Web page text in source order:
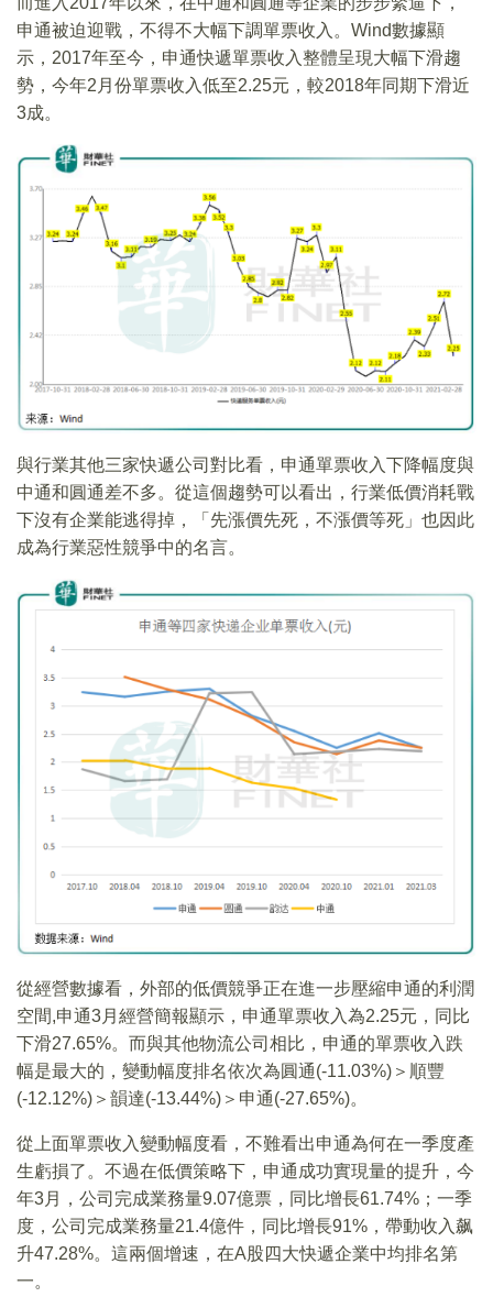
申通被迫迎戰，不得不大幅下調單票收入。Wind數據顯
示，2017年至今，申通快遞單票收入整體呈現大幅下滑趨
勢，今年2月份單票收入低至2.25元，較2018年同期下滑近
3成。
與行業其他三家快遞公司對比看，申通單票收入下降幅度與
中通和圓通差不多。從這個趨勢可以看出，行業低價消耗戰
下沒有企業能逃得掉，「先漲價先死，不漲價等死」也因此
成為行業惡性競爭中的名言。
從經營數據看，外部的低價競爭正在進一步壓縮申通的利潤
空間,申通3月經營簡報顯示，申通單票收入為2.25元，同比
下滑27.65%。而與其他物流公司相比，申通的單票收入跌
幅是最大的，變動幅度排名依次為圓通(-11.03%)＞順豐
(-12.12%)＞韻達(-13.44%)＞申通(-27.65%)。
從上面單票收入變動幅度看，不難看出申通為何在一季度產
生虧損了。不過在低價策略下，申通成功實現量的提升，今
年3月，公司完成業務量9.07億票，同比增長61.74%；一季
度，公司完成業務量21.4億件，同比增長91%，帶動收入飙
升47.28%。這兩個增速，在A股四大快遞企業中均排名第
一。